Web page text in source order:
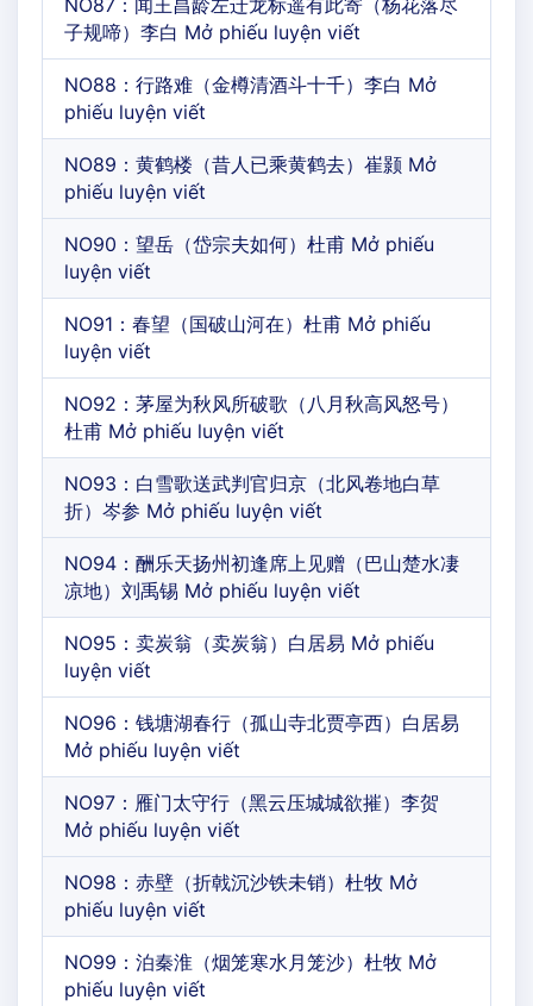
子规啼）李白 Mở phiếu luyện viết
NO88：行路难（金樽清酒斗十千）李白 Mở
phiếu luyện viết
NO89：黄鹤楼（昔人已乘黄鹤去）崔颢 Mở
phiếu luyện viết
NO90：望岳（岱宗夫如何）杜甫 Mở phiếu
luyện viết
NO91：春望（国破山河在）杜甫 Mở phiếu
luyện viết
NO92：茅屋为秋风所破歌（八月秋高风怒号）
杜甫 Mở phiếu luyện viết
NO93：白雪歌送武判官归京（北风卷地白草
折）岑参 Mở phiếu luyện viết
NO94：酬乐天扬州初逢席上见赠（巴山楚水凄
凉地）刘禹锡 Mở phiếu luyện viết
NO95：卖炭翁（卖炭翁）白居易 Mở phiếu
luyện viết
NO96：钱塘湖春行（孤山寺北贾亭西）白居易
Mở phiếu luyện viết
NO97：雁门太守行（黑云压城城欲摧）李贺
Mở phiếu luyện viết
NO98：赤壁（折戟沉沙铁未销）杜牧 Mở
phiếu luyện viết
NO99：泊秦淮（烟笼寒水月笼沙）杜牧 Mở
phiếu luyện viết